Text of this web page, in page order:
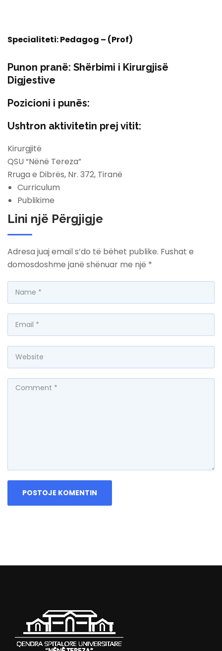
Specialiteti:Pedagog – (Prof)
Punon pranë: Shërbimi i Kirurgjisë
Digjestive
Pozicioni i punës:
Ushtron aktivitetin prej vitit:
Kirurgjitë
QSU “Nënë Tereza”
Rruga e Dibrës, Nr. 372, Tiranë
Curriculum
Publikime
Lini një Përgjigje
Adresa juaj email s’do të bëhet publike. Fushat e
domosdoshme janë shënuar me një *